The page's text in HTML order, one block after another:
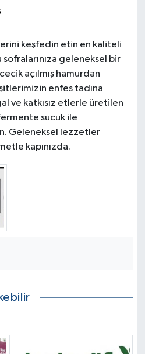
keşfedin etin en kaliteli
geleneksel bir
açılmış hamurdan
enfes tadına
ve katkısız etlerle üretilen
sucuk ile
Geleneksel lezzetler
kapınızda.